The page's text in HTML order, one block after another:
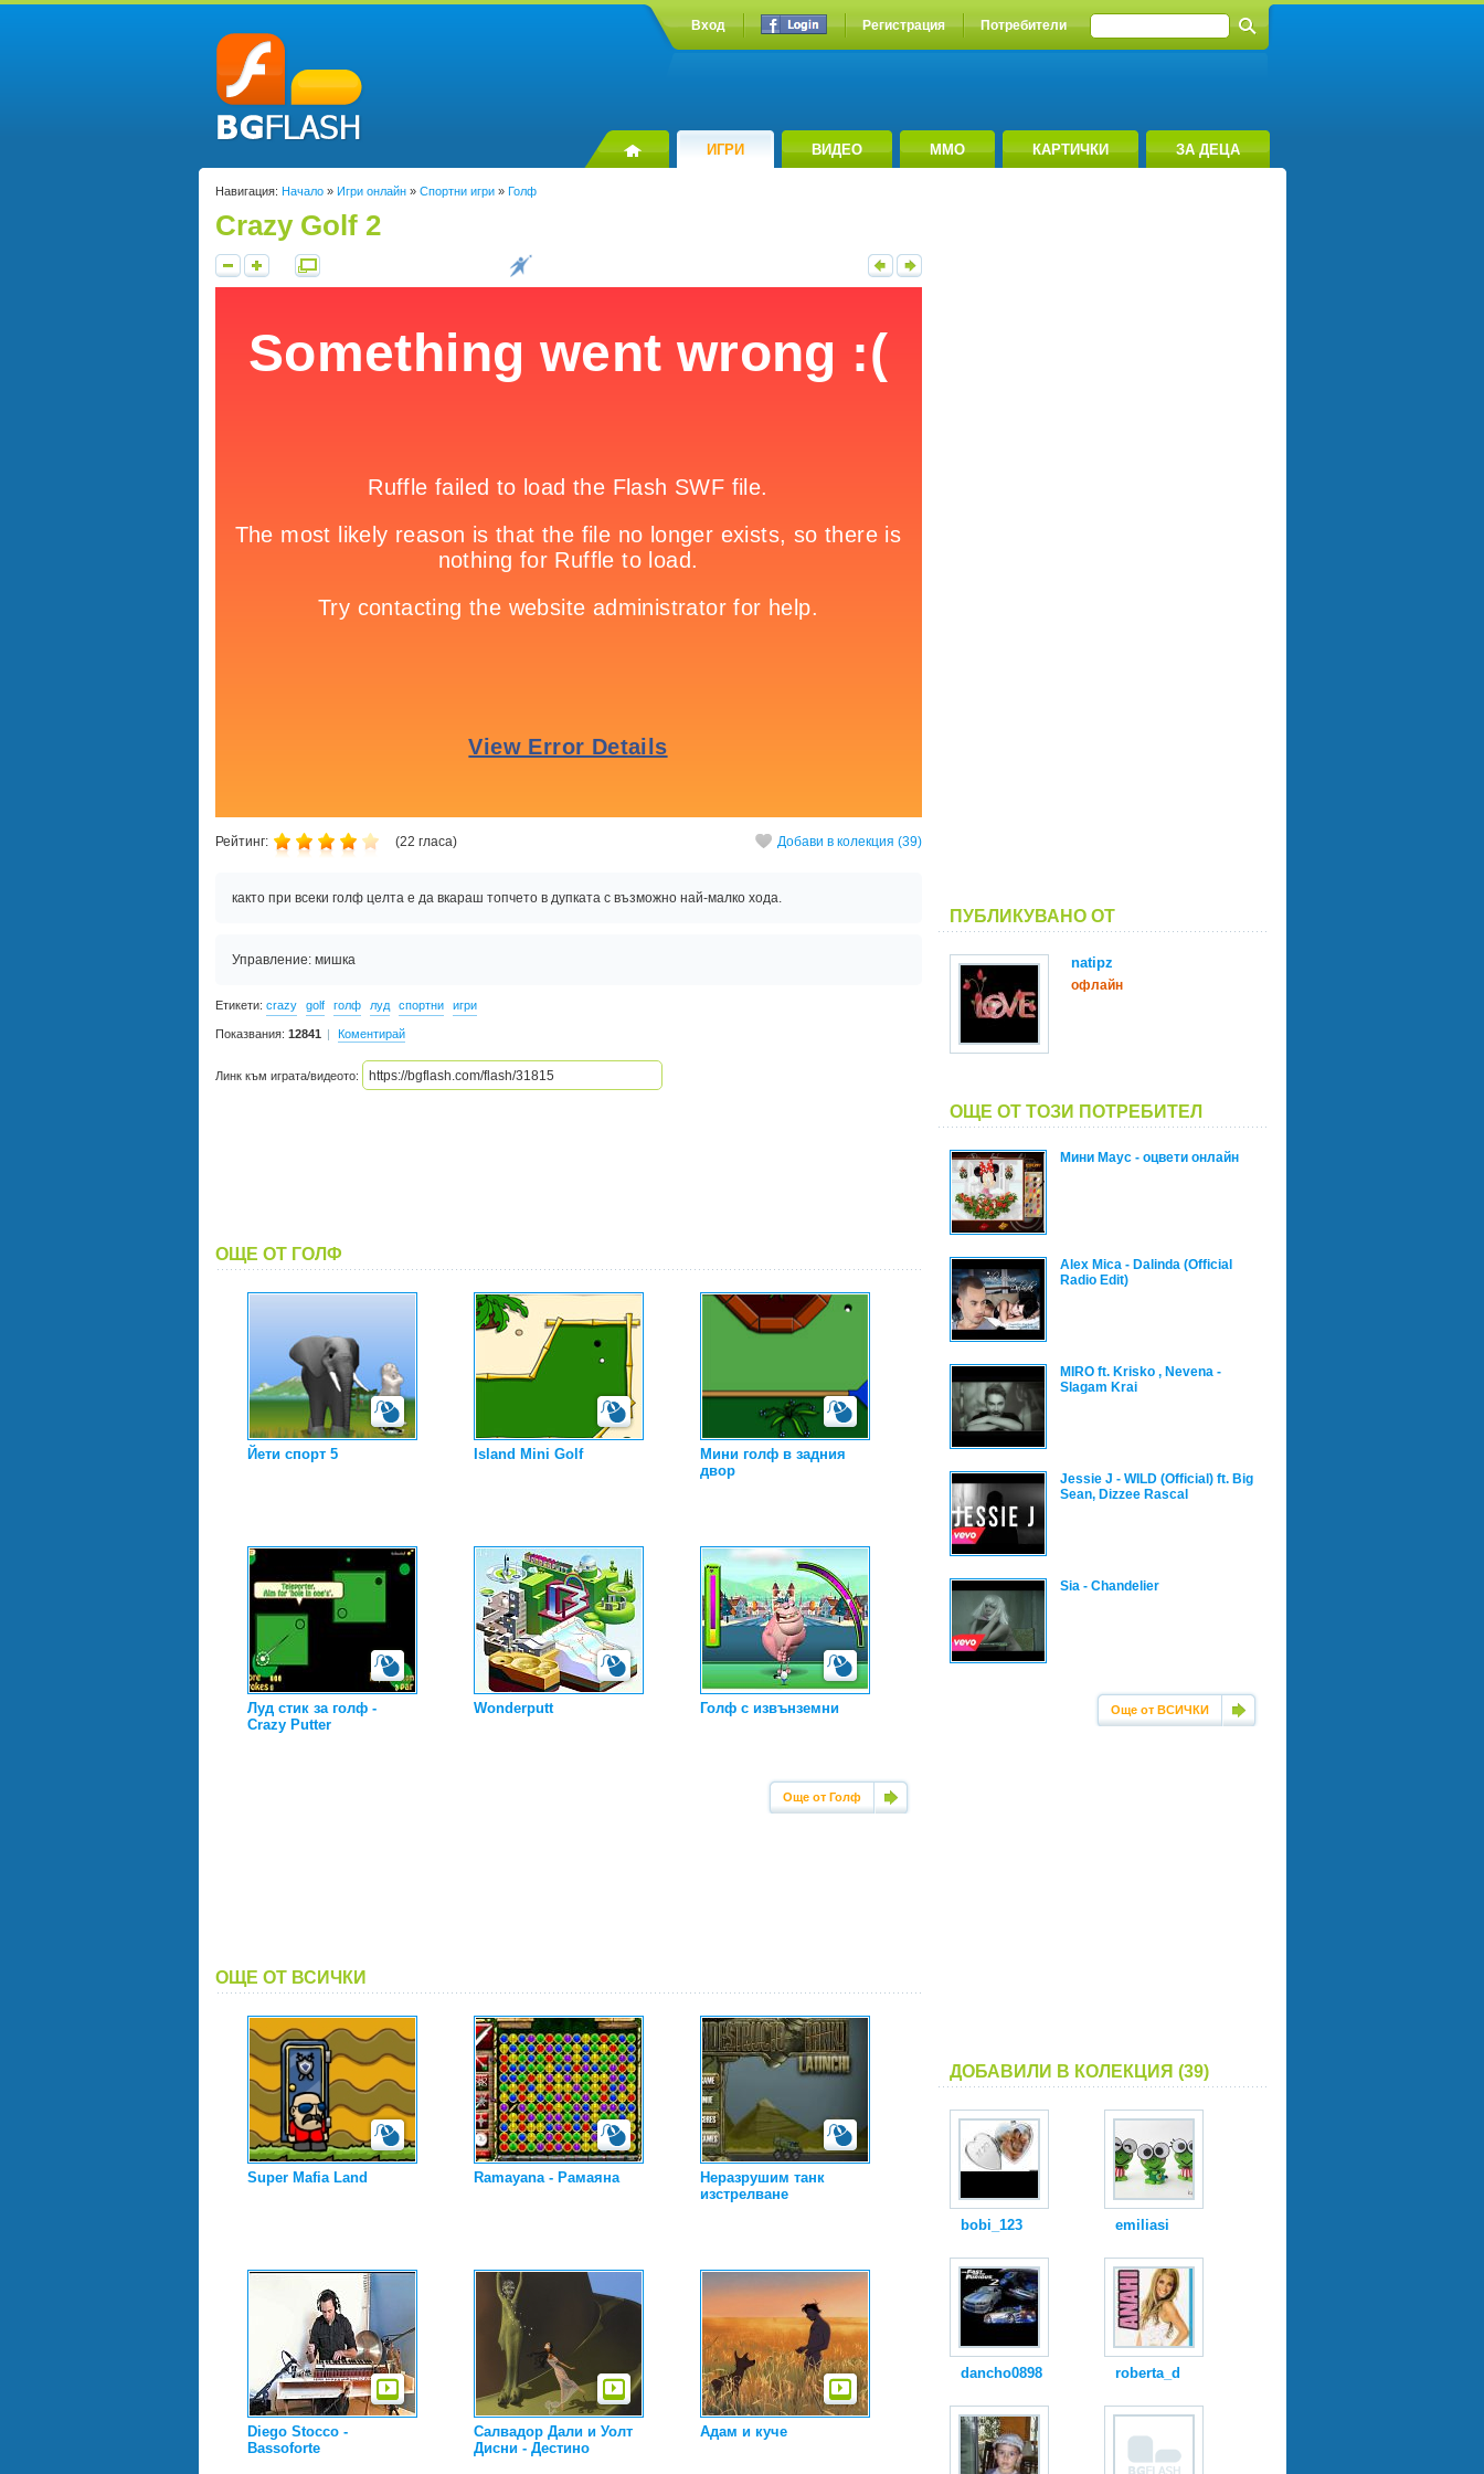
Вход Регистрация Потребители
ИГРИ ВИДЕО MMO КАРТИЧКИ ЗА ДЕЦА
Навигация: Начало» Игри онлайн» Спортни игри» Голф
Crazy Golf 2
Рейтинг: (22 гласа) Добави в колекция (39)
както при всеки голф целта е да вкараш топчето в дупката с възможно най-малко хода.
Управление: мишка
Етикети: crazy golf голф луд спортни игри
Показвания: 12841 Коментирай
Линк към играта/видеото:
ОЩЕ ОТ ГОЛФ
Йети спорт 5 Island Mini Golf
Мини голф в задния
двор
Луд стик за голф -
Crazy Putter
Wonderputt Голф с извънземни
Още от Голф
ОЩЕ ОТ ВСИЧКИ
Super Mafia Land Ramayana - Рамаяна
Неразрушим танк
изстрелване
Diego Stocco -
Bassoforte
Салвадор Дали и Уолт
Дисни - Дестино
Адам и куче
ПУБЛИКУВАНО ОТ
natipz
офлайн
ОЩЕ ОТ ТОЗИ ПОТРЕБИТЕЛ
Мини Маус - оцвети онлайн
Alex Mica - Dalinda (Official
Radio Edit)
MIRO ft. Krisko , Nevena -
Slagam Krai
Jessie J - WILD (Official) ft. Big
Sean, Dizzee Rascal
Sia - Chandelier
Още от ВСИЧКИ
ДОБАВИЛИ В КОЛЕКЦИЯ (39)
bobi_123 emiliasi
dancho0898 roberta_d